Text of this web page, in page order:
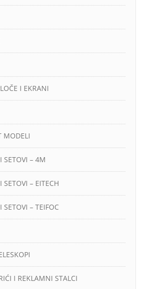
I EKRANI
MODELI
SETOVI – 4M
SETOVI – EITECH
SETOVI – TEIFOC
I REKLAMNI STALCI